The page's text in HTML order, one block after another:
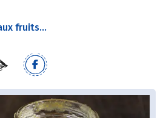
fruits...